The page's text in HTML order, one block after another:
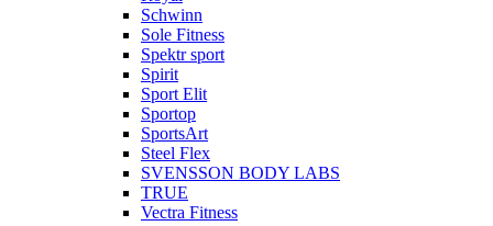
Schwinn
Sole Fitness
Spektr sport
Spirit
Sport Elit
Sportop
SportsArt
Steel Flex
SVENSSON BODY LABS
TRUE
Vectra Fitness